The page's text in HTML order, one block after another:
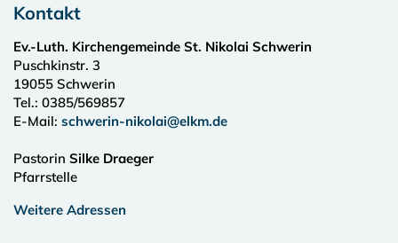
Kontakt
Ev.-Luth. Kirchengemeinde St. Nikolai Schwerin
Puschkinstr. 3
19055 Schwerin
Tel.: 0385/569857
E-Mail: schwerin-nikolai@elkm.de
Pastorin Silke Draeger
Pfarrstelle
Weitere Adressen